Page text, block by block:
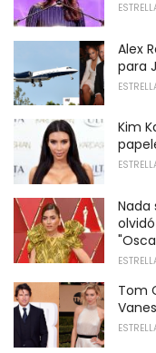
Alex
para
Kim
Nada
Tom